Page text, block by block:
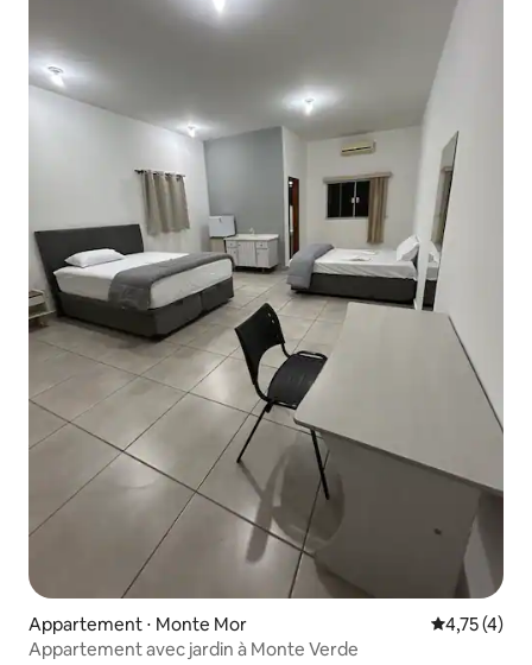
Appartement ⋅ Monte Mor Évaluation
4,75 (4)
Appartement avec jardin à Monte Verde